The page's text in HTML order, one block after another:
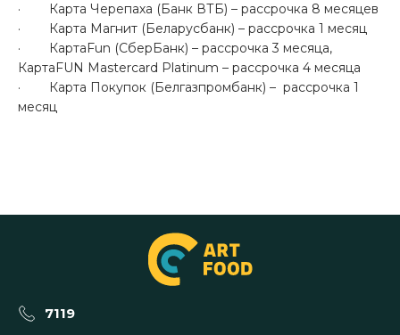
· Карта Черепаха (Банк ВТБ) – рассрочка 8 месяцев
· Карта Магнит (Беларусбанк) – рассрочка 1 месяц
· КартаFun (СберБанк) – рассрочка 3 месяца,
КартаFUN Mastercard Platinum – рассрочка 4 месяца
· Карта Покупок (Белгазпромбанк) – рассрочка 1
месяц
7119